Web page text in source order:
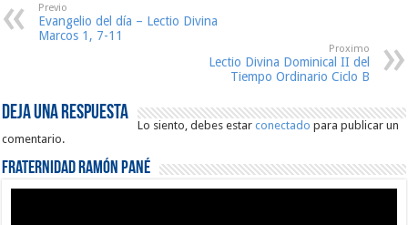
Previo
Evangelio del día – Lectio Divina
Marcos 1, 7-11
Proximo
Lectio Divina Dominical II del
Tiempo Ordinario Ciclo B
Deja una respuesta
Lo siento, debes estarconectado para publicar un
comentario.
Fraternidad Ramón Pané